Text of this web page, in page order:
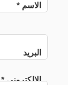
الاسم*
البريد
الإلكتروني*